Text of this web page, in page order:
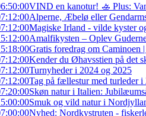
VIND en kanotur! 🚣 Plus:
Alperne, Æbelø eller
Magiske Irland - vilde kyster
Amalfikysten – Oplev
Gratis foredrag om
Kender du Øhavsstien på det
Turnyheder i 2024 og 2025
Tag på fællestur med turleder
Skøn natur i Italien:
Smuk og vild natur i
Nyhed: Nordkystruten -